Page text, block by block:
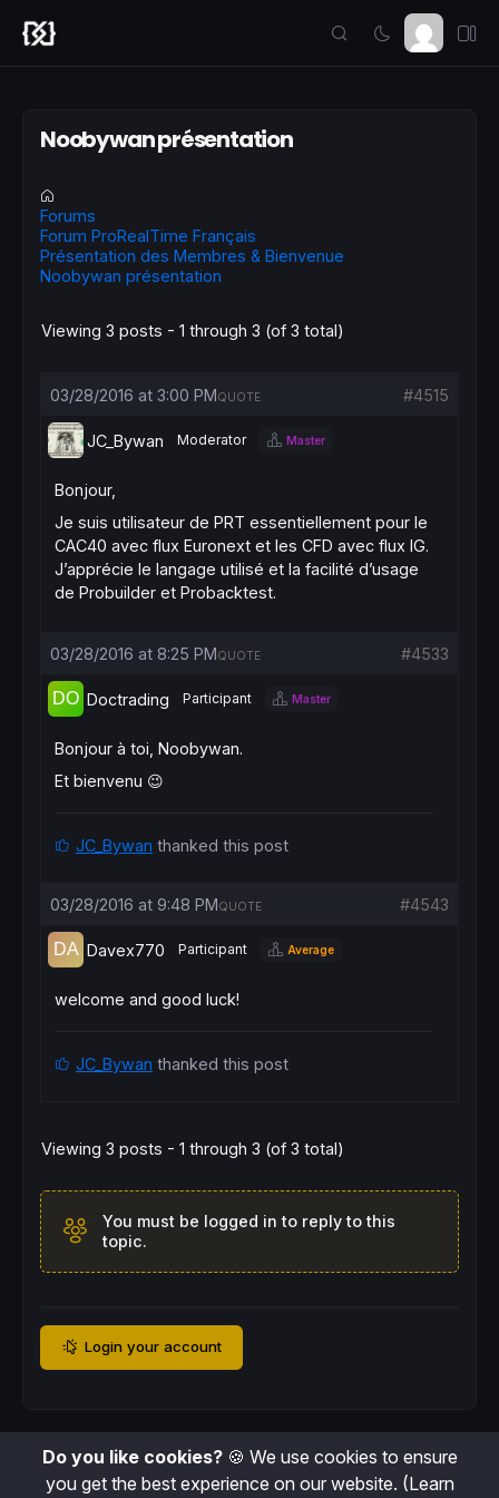
Noobywan présentation
Forums
Forum ProRealTime Français
Présentation des Membres & Bienvenue
Noobywan présentation
Viewing 3 posts - 1 through 3 (of 3 total)
03/28/2016 at 3:00 PM #4515
QUOTE
JC_Bywan Moderator Master
Bonjour,
Je suis utilisateur de PRT essentiellement pour le
CAC40 avec flux Euronext et les CFD avec flux IG.
J’apprécie le langage utilisé et la facilité d’usage
de Probuilder et Probacktest.
03/28/2016 at 8:25 PM #4533
QUOTE
Doctrading Participant Master
Bonjour à toi, Noobywan.
Et bienvenu 😉
JC_Bywan thanked this post
03/28/2016 at 9:48 PM #4543
QUOTE
Davex770 Participant Average
welcome and good luck!
JC_Bywan thanked this post
Viewing 3 posts - 1 through 3 (of 3 total)
You must be logged in to reply to this
topic.
Login your account
Do you like cookies?🍪 We use cookies to ensure
you get the best experience on our website. (Learn